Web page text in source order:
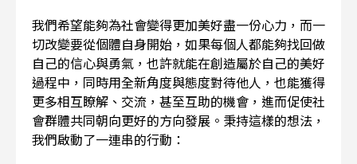
我們希望能夠為社會變得更加美好盡一份心力，而一
切改變要從個體自身開始，如果每個人都能夠找回做
自己的信心與勇氣，也許就能在創造屬於自己的美好
過程中，同時用全新角度與態度對待他人，也能獲得
更多相互瞭解、交流，甚至互助的機會，進而促使社
會群體共同朝向更好的方向發展。秉持這樣的想法，
我們啟動了一連串的行動：